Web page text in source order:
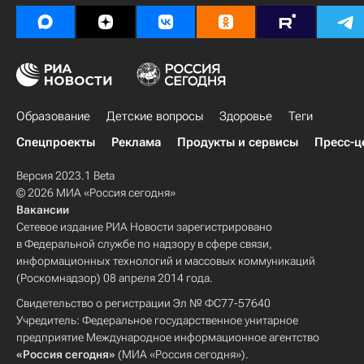
Образование Детские вопросы Здоровье
Теги
Спецпроекты
Реклама Продукты и сервисы Пресс-
Версия 2023.1 Beta
© 2026 МИА «Россия сегодня»
Вакансии
Сетевое издание РИА Новости зарегистрировано
в Федеральной службе по надзору в сфере связи,
информационных технологий и массовых коммуникаций
(Роскомнадзор) 08 апреля 2014 года.
Свидетельство о регистрации Эл № ФС77-57640
Учредитель: Федеральное государственное унитарное
предприятие Международное информационное агентство
«Россия сегодня» (МИА «Россия сегодня»).